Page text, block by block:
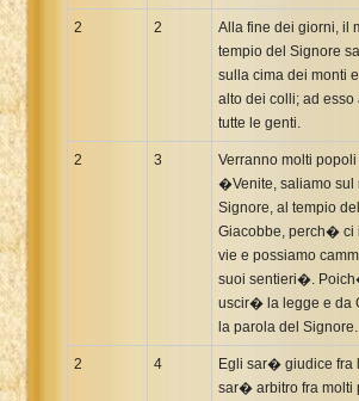
2 2
Alla fine dei giorni, il
tempio del Signore
sulla cima dei monti
alto dei colli; ad esso
tutte le genti.
2 3
Verranno molti
�Venite, saliamo sul
Signore, al tempio
Giacobbe, perch� ci
vie e possiamo
suoi sentieri�.
uscir� la legge e da
la parola del Signore.
2 4
Egli sar� giudice fra
sar� arbitro fra molti